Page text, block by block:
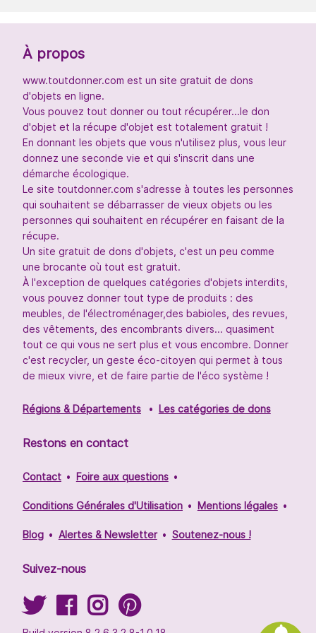
À propos
www.toutdonner.com est un site gratuit de dons
d'objets en ligne.
Vous pouvez tout donner ou tout récupérer...le don
d'objet et la récupe d'objet est totalement gratuit !
En donnant les objets que vous n'utilisez plus, vous leur
donnez une seconde vie et qui s'inscrit dans une
démarche écologique.
Le site toutdonner.com s'adresse à toutes les personnes
qui souhaitent se débarrasser de vieux objets ou les
personnes qui souhaitent en récupérer en faisant de la
récupe.
Un site gratuit de dons d'objets, c'est un peu comme
une brocante où tout est gratuit.
À l'exception de quelques catégories d'objets interdits,
vous pouvez donner tout type de produits : des
meubles, de l'électroménager,des babioles, des revues,
des vêtements, des encombrants divers... quasiment
tout ce qui vous ne sert plus et vous encombre. Donner
c'est recycler, un geste éco-citoyen qui permet à tous
de mieux vivre, et de faire partie de l'éco système !
Régions & Départements Les catégories de dons
Restons en contact
Contact Foire aux questions
Conditions Générales d'Utilisation Mentions légales
Blog Alertes & Newsletter Soutenez-nous !
Suivez-nous